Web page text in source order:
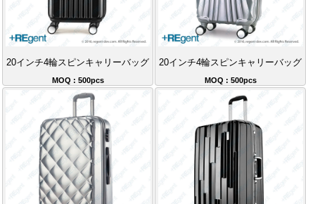
20インチ4輪スピンキャリーバッグ
MOQ : 500pcs
20インチ4輪スピンキャリーバッグ
MOQ : 500pcs